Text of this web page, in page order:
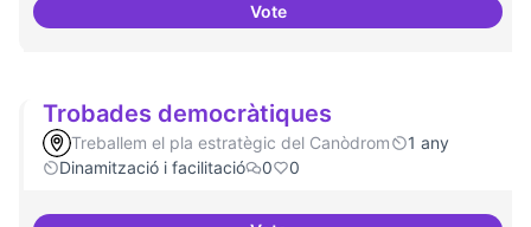
VoteSuport a projectes digitals i
Trobades democràtiques
Treballem el pla estratègic del Canòdrom
1 any
Dinamització i facilitació
0 0